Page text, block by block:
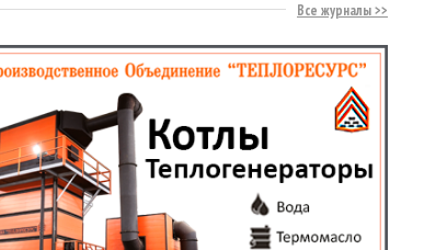
Все журналы